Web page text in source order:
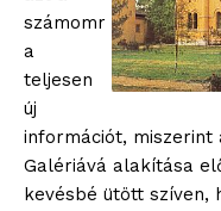
számomr
a
teljesen
új
információt, miszerint
Galériává alakítása
kevésbé ütött szíven,